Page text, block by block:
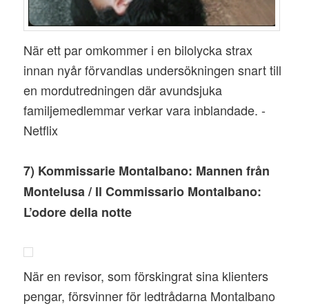
När ett par omkommer i en bilolycka strax
innan nyår förvandlas undersökningen snart till
en mordutredningen där avundsjuka
familjemedlemmar verkar vara inblandade. -
Netflix
7) Kommissarie Montalbano: Mannen från
Montelusa / Il Commissario Montalbano:
L’odore della notte
När en revisor, som förskingrat sina klienters
pengar, försvinner för ledtrådarna Montalbano